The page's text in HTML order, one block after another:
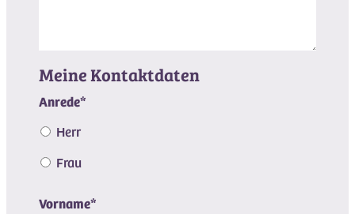
Meine Kontaktdaten
Anrede*
Herr
Frau
Vorname*